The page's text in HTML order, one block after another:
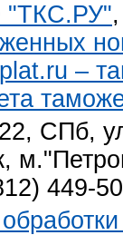
–
СПб,
449-